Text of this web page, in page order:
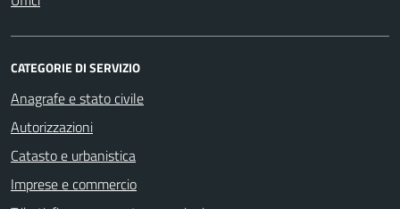
CATEGORIE DI SERVIZIO
Anagrafe e stato civile
Autorizzazioni
Catasto e urbanistica
Imprese e commercio